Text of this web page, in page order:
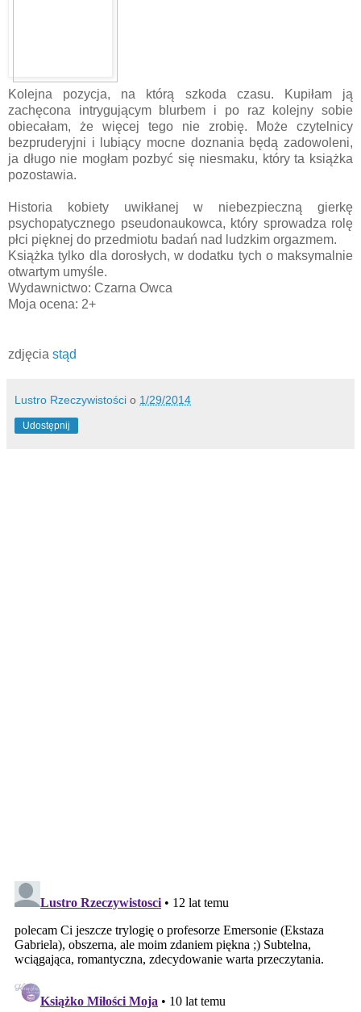
Kolejna pozycja, na którą szkoda czasu. Kupiłam ją
zachęcona intrygującym blurbem i po raz kolejny sobie
obiecałam, że więcej tego nie zrobię. Może czytelnicy
bezpruderyjni i lubiący mocne doznania będą zadowoleni,
ja długo nie mogłam pozbyć się niesmaku, który ta książka
pozostawia.
Historia kobiety uwikłanej w niebezpieczną gierkę
psychopatycznego pseudonaukowca, który sprowadza rolę
płci pięknej do przedmiotu badań nad ludzkim orgazmem.
Książka tylko dla dorosłych, w dodatku tych o maksymalnie
otwartym umyśle.
Wydawnictwo: Czarna Owca
Moja ocena: 2+
zdjęcia stąd
Lustro Rzeczywistości o 1/29/2014
Udostępnij